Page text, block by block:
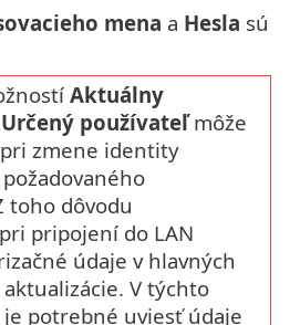
mena a Hesla sú
Aktuálny
Určený používateľmôže
zmene identity
toho dôvodu
pripojení do LAN
údaje v hlavných
V týchto
potrebné uviesť údaje